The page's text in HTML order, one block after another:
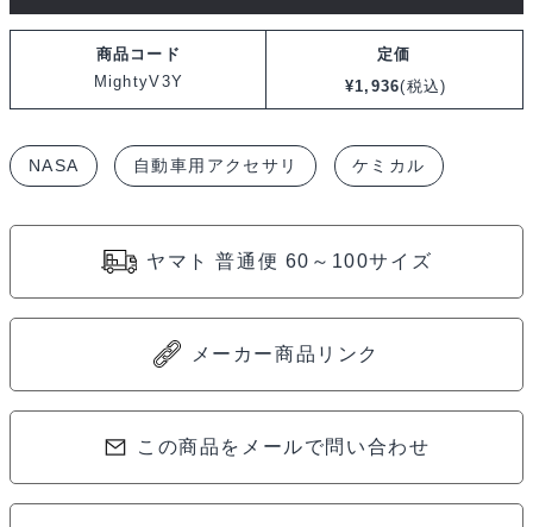
黄
缶
商品コード
MightyV3Y
定価
¥1,936(税込)
NASA 自動車用アクセサリ ケミカル
ヤマト 普通便 60～100サイズ
メーカー商品リンク
この商品をメールで問い合わせ